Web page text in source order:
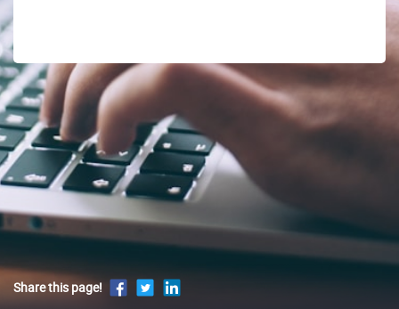
Share this page!